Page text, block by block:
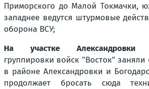
Приморского до Малой Токмачки,
западнее ведутся штурмовые
оборона ВСУ;
На участке Александровки
группировки войск "Восток"
в районе Александровки и
продолжает бросать сюда